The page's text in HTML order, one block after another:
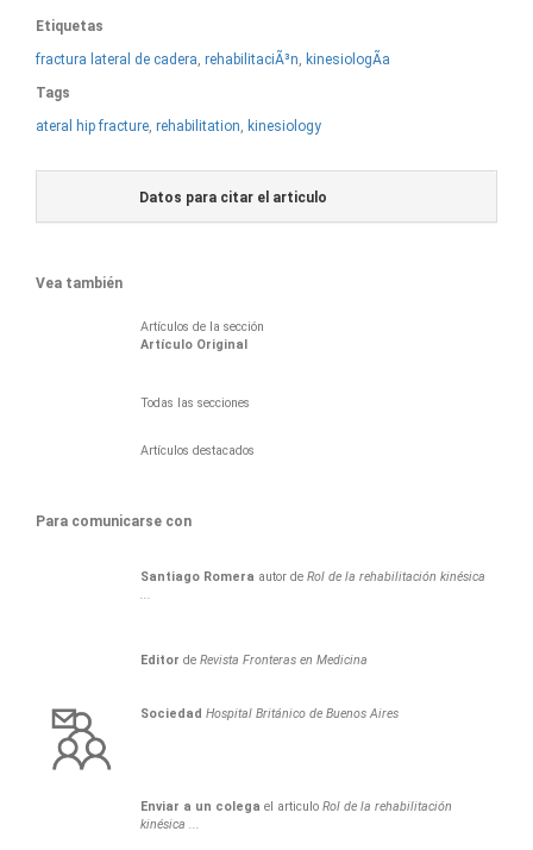
Etiquetas
fractura lateral de cadera, rehabilitaciÃ³n, kinesiologÃ­a
Tags
ateral hip fracture, rehabilitation, kinesiology
Datos para citar el articulo
Vea también
Artículos de la sección
Artículo Original
Todas las secciones
Artículos destacados
Para comunicarse con
Santiago Romera autor deRol de la rehabilitación kinésica
...
Editor deRevista Fronteras en Medicina
Sociedad Hospital Británico de Buenos Aires
Enviar a un colega el articuloRol de la rehabilitación
kinésica ...